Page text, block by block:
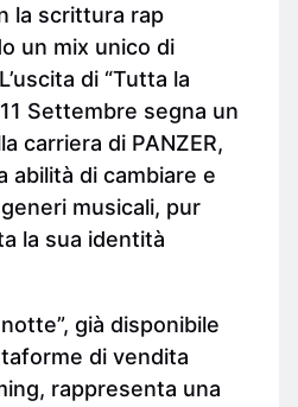
la scrittura rap
un mix unico di
di “Tutta la
Settembre segna un
carriera di PANZER,
abilità di cambiare e
musicali, pur
la sua identità
già disponibile
di vendita
rappresenta una